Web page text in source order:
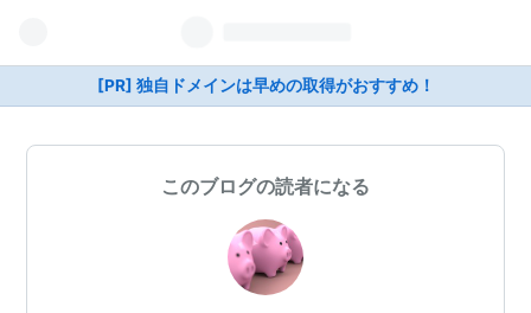
[PR] 独自ドメインは早めの取得がおすすめ！
このブログの読者になる